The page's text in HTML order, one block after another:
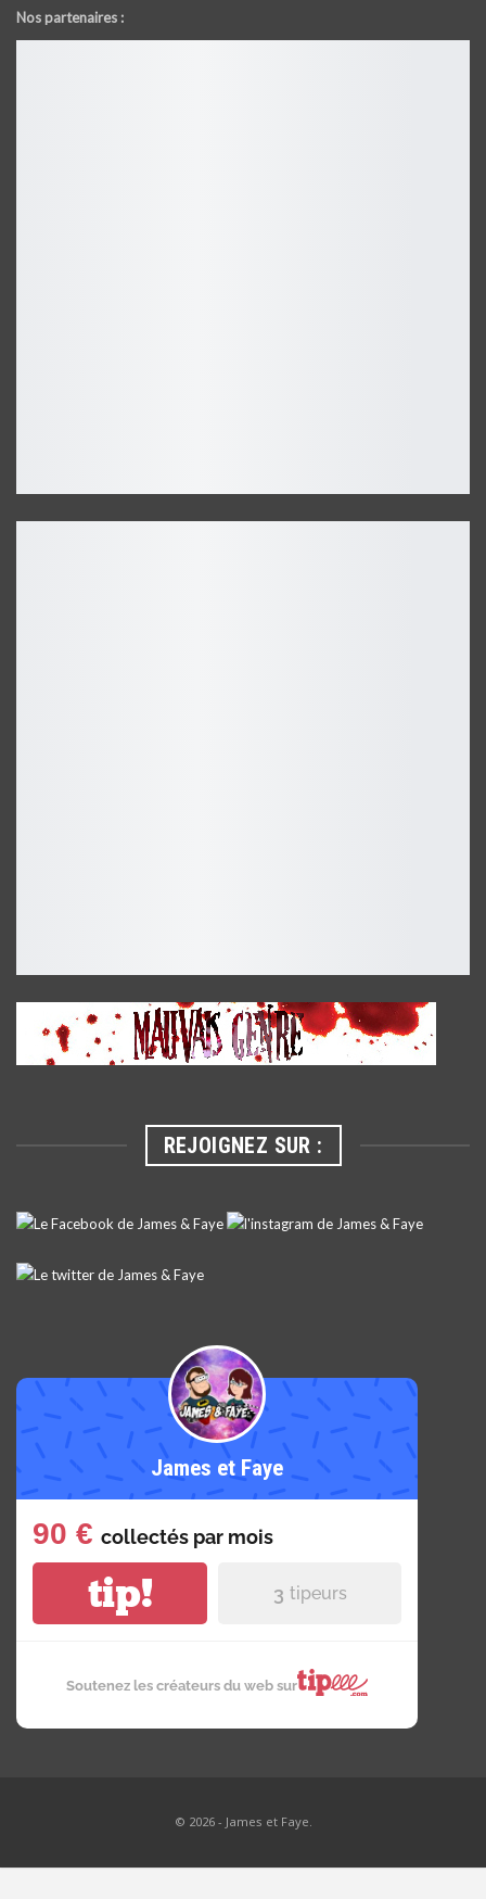
Nos partenaires :
REJOIGNEZ SUR :
James et Faye
90 € collectés par mois
tip! 3 tipeurs
Soutenez les créateurs du web sur
© 2026 - James et Faye.